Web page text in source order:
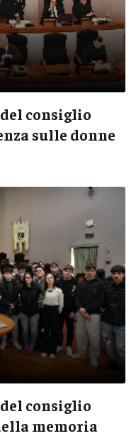
consiglio
sulle donne
consiglio
memoria